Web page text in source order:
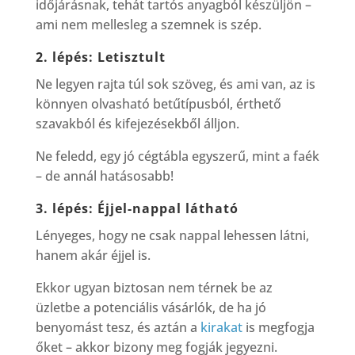
időjárásnak, tehát tartós anyagból készüljön –
ami nem mellesleg a szemnek is szép.
2. lépés: Letisztult
Ne legyen rajta túl sok szöveg, és ami van, az is
könnyen olvasható betűtípusból, érthető
szavakból és kifejezésekből álljon.
Ne feledd, egy jó cégtábla egyszerű, mint a faék
– de annál hatásosabb!
3. lépés: Éjjel-nappal látható
Lényeges, hogy ne csak nappal lehessen látni,
hanem akár éjjel is.
Ekkor ugyan biztosan nem térnek be az
üzletbe a potenciális vásárlók, de ha jó
benyomást tesz, és aztán a kirakatis megfogja
őket – akkor bizony meg fogják jegyezni.